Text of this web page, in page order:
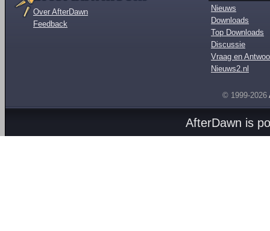
Over AfterDawn
Feedback
Nieuws
Downloads
Top Downloads
Discussie
Vraag en
Nieuws2.nl
© 1999-2026
AfterDawn is